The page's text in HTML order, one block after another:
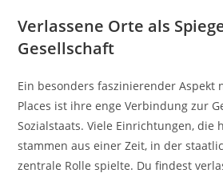
Verlassene Orte als
Gesellschaft
Ein besonders faszinierender Aspekt
Places ist ihre enge Verbindung zur
Sozialstaats. Viele Einrichtungen, die
stammen aus einer Zeit, in der
zentrale Rolle spielte. Du findest